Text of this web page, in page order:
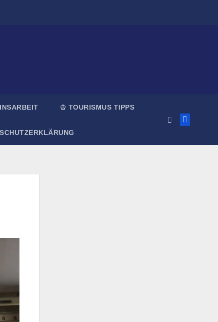
♔ TOURISMUS TIPPS